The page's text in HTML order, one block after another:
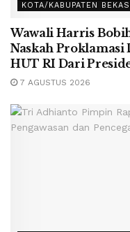
KOTA/KABUPATEN BEKASI
Wawali Harris
Naskah Proklamasi
HUT RI Dari
7 AGUSTUS 2026